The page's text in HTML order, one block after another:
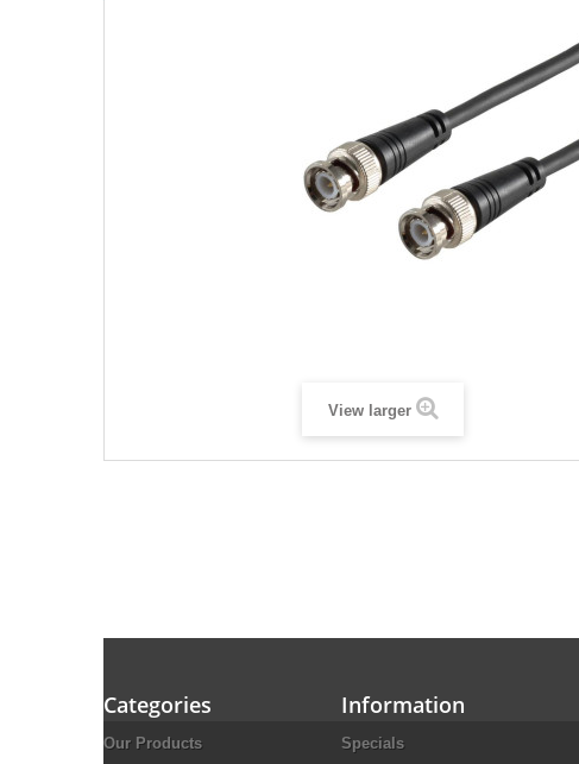
View larger
Categories
Our Products
Information
Specials